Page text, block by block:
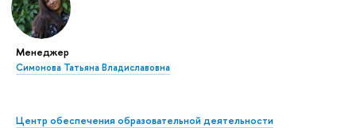
Менеджер
Симонова Татьяна Владиславовна
Центр обеспечения образовательной деятельности